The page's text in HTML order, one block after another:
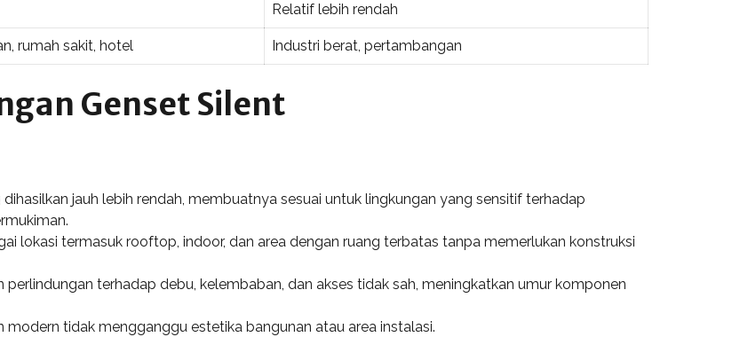
Relatif lebih rendah
rumah sakit, hotel Industri berat, pertambangan
Genset Silent
jauh lebih rendah, membuatnya sesuai untuk lingkungan yang sensitif terhadap
lokasi termasuk rooftop, indoor, dan area dengan ruang terbatas tanpa memerlukan konstruksi
perlindungan terhadap debu, kelembaban, dan akses tidak sah, meningkatkan umur komponen
modern tidak mengganggu estetika bangunan atau area instalasi.